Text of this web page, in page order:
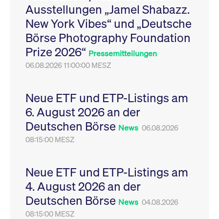
Ausstellungen „Jamel Shabazz.
New York Vibes“ und „Deutsche
Börse Photography Foundation
Prize 2026“ Pressemitteilungen
06.08.2026 11:00:00 MESZ
Neue ETF und ETP-Listings am
6. August 2026 an der
Deutschen Börse News 06.08.2026
08:15:00 MESZ
Neue ETF und ETP-Listings am
4. August 2026 an der
Deutschen Börse News 04.08.2026
08:15:00 MESZ
Leistung der Website
zu messen. Es handelt
sich um ein Muster-
Cookie, bei dem auf
das Präfix _pk_ses
eine kurze Reihe von
VISITOR_PRIVACY_METADATA
YouTube
.youtube.com
6
Monate
Dieses Cookie dient
Speicherung der
Einwilligungs- und
des Nutzers für ihre
Interaktion mit der
Sitzungen geehrt